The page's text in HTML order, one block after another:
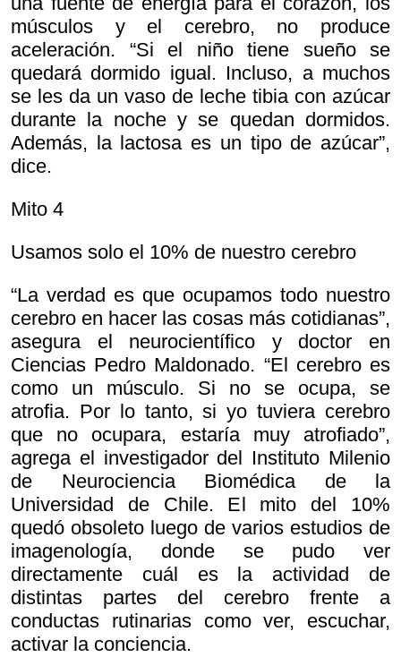
músculos y el cerebro, no produce
aceleración. “Si el niño tiene sueño se
quedará dormido igual. Incluso, a muchos
se les da un vaso de leche tibia con azúcar
durante la noche y se quedan dormidos.
Además, la lactosa es un tipo de azúcar”,
dice.
Mito 4
Usamos solo el 10% de nuestro cerebro
“La verdad es que ocupamos todo nuestro
cerebro en hacer las cosas más cotidianas”,
asegura el neurocientífico y doctor en
Ciencias Pedro Maldonado. “El cerebro es
como un músculo. Si no se ocupa, se
atrofia. Por lo tanto, si yo tuviera cerebro
que no ocupara, estaría muy atrofiado”,
agrega el investigador del Instituto Milenio
de Neurociencia Biomédica de la
Universidad de Chile. El mito del 10%
quedó obsoleto luego de varios estudios de
imagenología, donde se pudo ver
directamente cuál es la actividad de
distintas partes del cerebro frente a
conductas rutinarias como ver, escuchar,
activar la conciencia.